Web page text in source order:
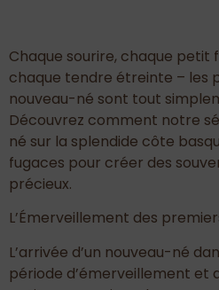
Chaque sourire, chaque petit
chaque tendre étreinte – les
nouveau-né sont tout
Découvrez comment notre
né sur la splendide côte
fugaces pour créer des
précieux.
L’Émerveillement des
L’arrivée d’un nouveau-né
période d’émerveillement et